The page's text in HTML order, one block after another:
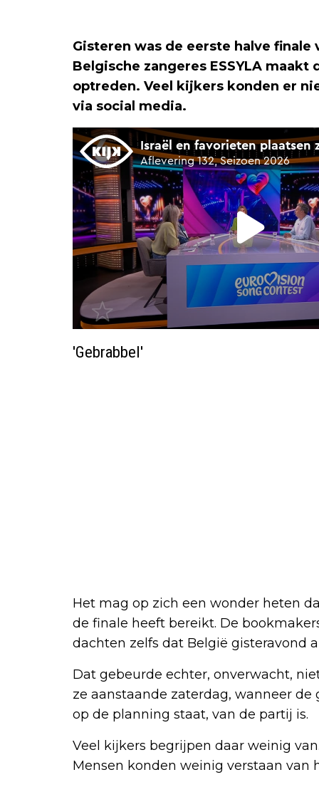
Gisteren was de eerste halve
Belgische zangeres ESSYLA
optreden. Veel kijkers konden er
via social media.
'Gebrabbel'
Het mag op zich een wonder heten
de finale heeft bereikt. De
dachten zelfs dat België gisteravond
Dat gebeurde echter, onverwacht,
ze aanstaande zaterdag, wanneer
op de planning staat, van de partij is.
Veel kijkers begrijpen daar weinig
Mensen konden weinig verstaan van